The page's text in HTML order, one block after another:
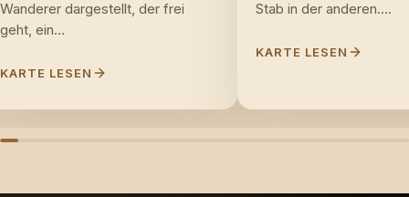
Wanderer dargestellt, der frei
geht, ein…
KARTE LESEN
Stab in der anderen.…
KARTE LESEN